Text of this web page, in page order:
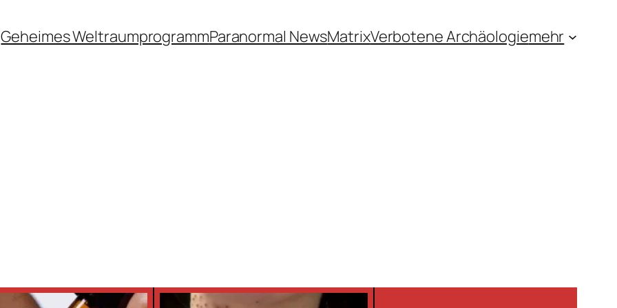
Geheimes WeltraumprogrammParanormal NewsMatrixVerbotene Archäologiemehr